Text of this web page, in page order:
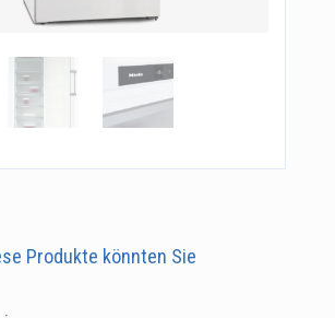
Produkte könnten Sie